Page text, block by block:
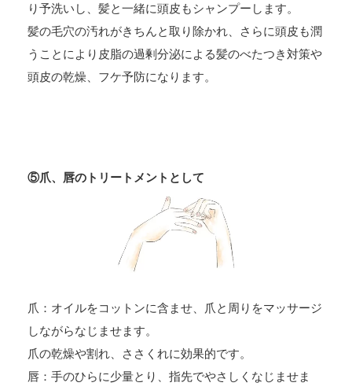
り予洗いし、髪と一緒に頭皮もシャンプーします。
髪の毛穴の汚れがきちんと取り除かれ、さらに頭皮も潤
うことにより皮脂の過剰分泌による髪のべたつき対策や
頭皮の乾燥、フケ予防になります。
⑤爪、唇のトリートメントとして
爪：オイルをコットンに含ませ、爪と周りをマッサージ
しながらなじませます。
爪の乾燥や割れ、ささくれに効果的です。
唇：手のひらに少量とり、指先でやさしくなじませま